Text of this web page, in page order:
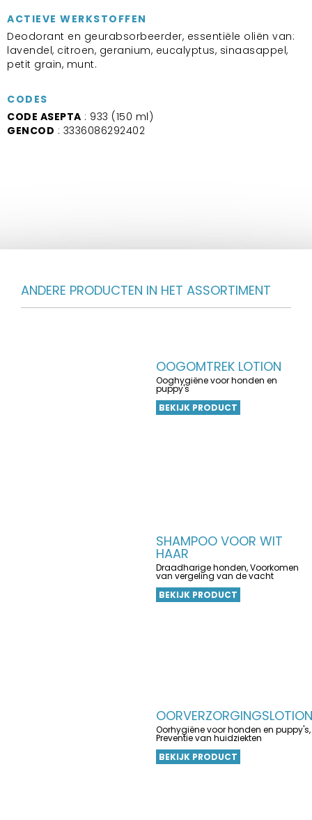
ACTIEVE WERKSTOFFEN
Deodorant en geurabsorbeerder, essentiële oliën van:
lavendel, citroen, geranium, eucalyptus, sinaasappel,
petit grain, munt.
CODES
CODE ASEPTA : 933 (150 ml)
GENCOD : 3336086292402
ANDERE PRODUCTEN IN HET ASSORTIMENT
OOGOMTREK LOTION
Ooghygiëne voor honden en
puppy's
BEKIJK PRODUCT
SHAMPOO VOOR WIT
HAAR
Draadharige honden, Voorkomen
van vergeling van de vacht
BEKIJK PRODUCT
OORVERZORGINGSLOTION
Oorhygiëne voor honden en puppy's,
Preventie van huidziekten
BEKIJK PRODUCT